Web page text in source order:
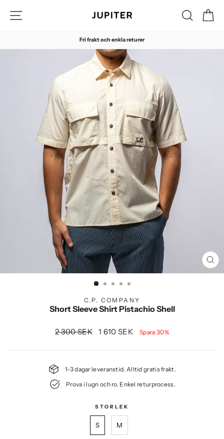
innehåll
Sök
Pausa
Fri frakt och enkla returer
C.P. COMPANY
Short Sleeve Shirt Pistachio Shell
Ordinarie
2 300 SEK
Rea
1 610 SEK Spara 30%
1-3 dagar leveranstid. Alltid gratis frakt.
Prova i lugn och ro. Enkel returprocess.
S M